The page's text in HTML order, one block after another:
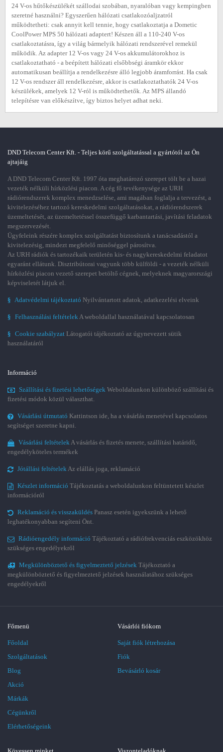
24 V-os hűtőkészülékét szállodai szobában, nyaralóban vagy kempingben
szeretné használni? Egyszerűen hálózati csatlakozóaljzatról
működtetheti: csak annyit kell tennie, hogy csatlakoztatja a Dometic
CoolPower MPS 50 hálózati adaptert! Készen áll a 110-240 V-os
csatlakoztatásra, így a világ bármelyik hálózati rendszerével remekül
működik. Az adapter 12 V-os vagy 24 V-os akkumulátorokhoz is
csatlakoztatható - a beépített hálózati elsőbbségi áramkör ekkor
automatikusan beállítja a rendelkezésre álló legjobb áramforrást. Ha csak
12 V-os rendszer áll rendelkezésre, akkor is csatlakoztathatók 24 V-os
készülékek, amelyek 12 V-ról is működtethetők. Az MPS állandó
telepítésre van előkészítve, így biztos helyet adhat neki.
DND Telecom Center Kft. - Teljes körű szolgáltatással a gyártótól az Ön
ajtajáig
A DND Telecom Center Kft. 1997 óta meghatározó szerepet tölt be a hazai
vezeték nélküli hírközlési piacon. A cég fő tevékenysége az URH
rádiórendszerek komplex menedzselése, ami magában foglalja a tervezést, a
kivitelezéséhez tartozó kereskedelmi szolgáltatásokat, a rádiórendszerek
üzemeltetését, az üzemeltetéssel összefüggő karbantartási, javítási feladatok
megszervezését.
Ügyfeleink részére komplex szolgáltatást biztosítunk a tanácsadástól a
kivitelezésig, mindezt megfelelő minőséggel párosítva.
Az URH rádiók és tartozékaik területén kis- és nagykereskedelmi feladatot
egyaránt ellátunk. Disztribútorai vagyunk több külföldi - a vezeték nélküli
hírközlési piacon vezető szerepet betöltő cégnek, melyeknek magyarországi
képviseletét látjuk el.
§ Adatvédelmi tájékoztató Nyilvántartott adatok, adatkezelési elveink
§ Felhasználási feltételekA weboldallal használatával kapcsolatosan
§ Cookie szabályzat Látogatói tájékoztató az úgynevezett sütik
használatáról
Információ
Szállítási és fizetési lehetőségek Weboldalunkon különböző szállítási és
fizetési módok közül választhat.
Vásárlási útmutató Kattintson ide, ha a vásárlás menetével kapcsolatos
segítséget szeretne kapni.
Vásárlási feltételekA vásárlás és fizetés menete, szállítási határidő,
engedélyköteles termékek
Jótállási feltételekAz elállás joga, reklamáció
Készlet információ Tájékoztatás a weboldalunkon feltüntetett készlet
információról
Reklamáció és visszaküldés Panasz esetén igyekszünk a lehető
leghatékonyabban segíteni Önt.
Rádióengedély információ Tájékoztató a rádiófrekvenciás eszközökhöz
szükséges engedélyekről
Megkülönböztető és figyelmeztető jelzések Tájékoztató a
megkülönböztető és figyelmeztető jelzések használatához szükséges
engedélyekről
Főmenü
Főoldal
Szolgáltatások
Blog
Akció
Márkák
Cégünkről
Elérhetőségeink
Vásárlói fiókom
Saját fiók létrehozása
Fiók
Bevásárló kosár